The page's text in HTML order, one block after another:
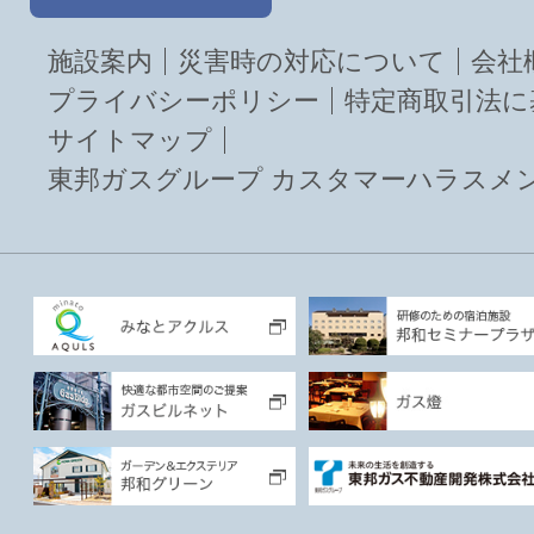
施設案内 災害時の対応について
会社
プライバシーポリシー
特定商取引法
サイトマップ
東邦ガスグループ カスタマーハラスメ